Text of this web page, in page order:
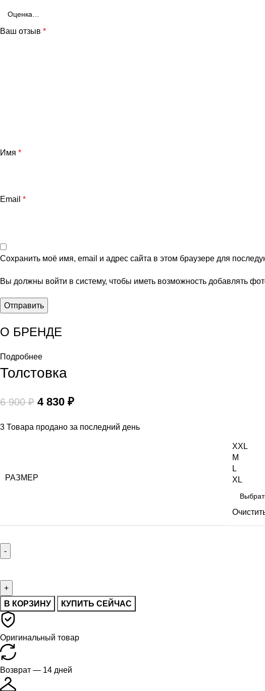
Ваш отзыв *
Имя *
Email *
Сохранить моё имя, email и адрес сайта в этом браузере для
Вы должны войти в систему, чтобы иметь возможность добавлять
О БРЕНДЕ
Подробнее
Толстовка
6 900₽ 4 830 ₽
3 Товара продано за последний день
РАЗМЕР
XXL
M
L
XL
В КОРЗИНУ КУПИТЬ СЕЙЧАС
Оригинальный товар
Возврат — 14 дней